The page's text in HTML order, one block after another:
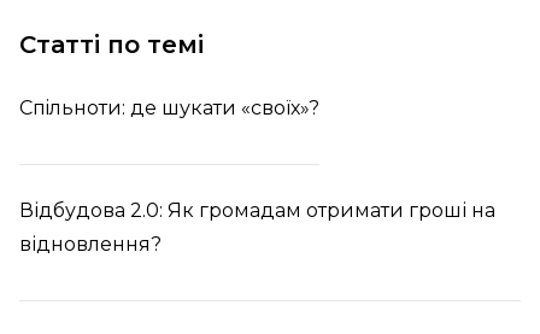
Статті по темі
Спiльноти: де шукати «своїх»?
Відбудова 2.0: Як громадам отримати гроші на
відновлення?